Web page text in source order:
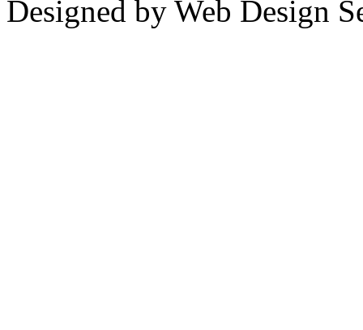
Designed by Web Design